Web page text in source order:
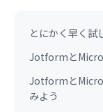
とにかく早く試
Jotformと
Jotformと
みよう